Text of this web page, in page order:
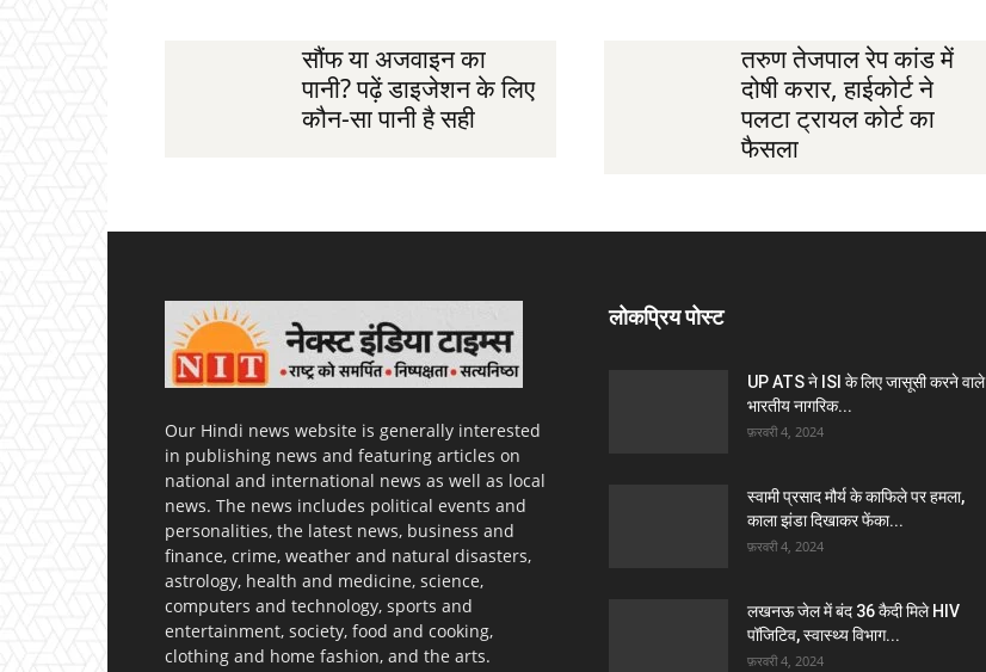
सौंफ या अजवाइन का
पानी? पढ़ें डाइजेशन के लिए
कौन-सा पानी है सही
तरुण तेजपाल रेप कांड में
दोषी करार, हाईकोर्ट ने
पलटा ट्रायल कोर्ट का
फैसला
Our Hindi news website is generally interested
in publishing news and featuring articles on
national and international news as well as local
news. The news includes political events and
personalities, the latest news, business and
finance, crime, weather and natural disasters,
astrology, health and medicine, science,
computers and technology, sports and
entertainment, society, food and cooking,
clothing and home fashion, and the arts.
लोकप्रिय पोस्ट
UP ATS ने ISI के लिए जासूसी करने वाले
भारतीय नागरिक...
फ़रवरी 4, 2024
स्वामी प्रसाद मौर्य के काफिले पर हमला,
काला झंडा दिखाकर फेंका...
फ़रवरी 4, 2024
लखनऊ जेल में बंद 36 कैदी मिले HIV
पॉजिटिव, स्वास्थ्य विभाग...
फ़रवरी 4, 2024